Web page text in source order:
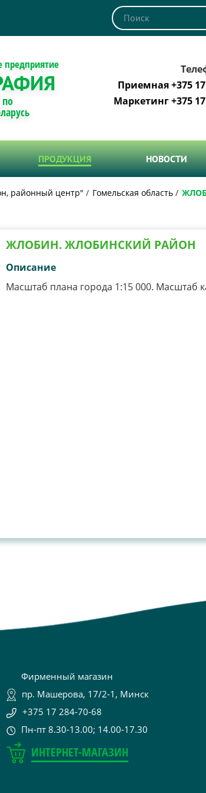
предприятие
по
Приемная +375 17
Маркетинг +375 17
ПРОДУКЦИЯ НОВОСТИ
районный центр" Гомельская область
ЖЛОБИН. ЖЛОБИНСКИЙ РАЙОН
Описание
Масштаб плана города 1:15 000. Масштаб
Фирменный магазин
пр. Машерова, 17/2-1, Минск
+375 17 284-70-68
Пн-пт 8.30-13.00; 14.00-17.30
ИНТЕРНЕТ-МАГАЗИН